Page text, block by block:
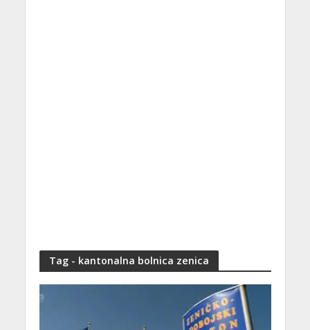
Tag - kantonalna bolnica zenica